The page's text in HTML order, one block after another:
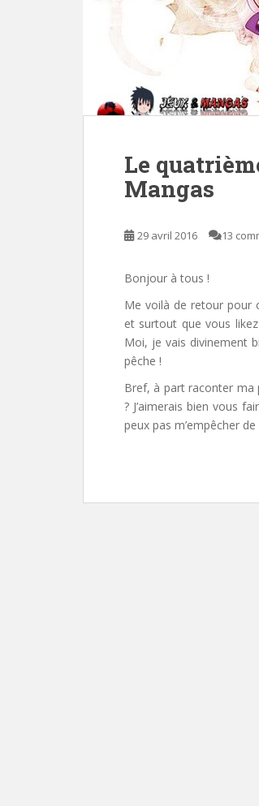
Le
Mangas
29 avril 2016 13
Bonjour à tous !
Me voilà de retour pour
et surtout que vous
Moi, je vais divinement
pêche !
Bref, à part raconter ma
? J’aimerais bien vous
peux pas m’empêcher